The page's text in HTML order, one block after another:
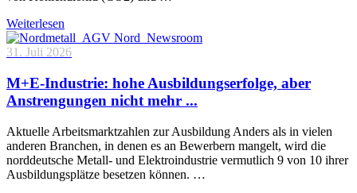
Weiterlesen
31. Juli 2026
M+E-Industrie: hohe Ausbildungserfolge, aber
Anstrengungen nicht mehr ...
Aktuelle Arbeitsmarktzahlen zur Ausbildung Anders als in vielen
anderen Branchen, in denen es an Bewerbern mangelt, wird die
norddeutsche Metall- und Elektroindustrie vermutlich 9 von 10 ihrer
Ausbildungsplätze besetzen können. …